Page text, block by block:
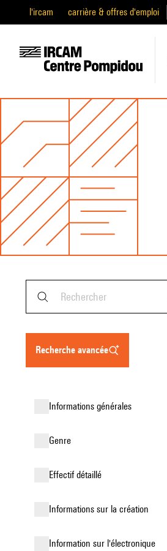
l'ircam carrière & offres d'emploi
recherche avancée
informations générales
genre
effectif détaillé
informations sur la création
Information sur l'électronique